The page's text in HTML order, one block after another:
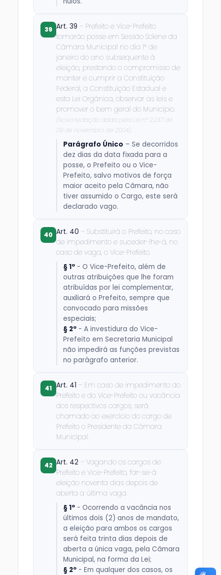
39 Art. 39 – Prefeito e Vice-Prefeito
tomarão posse em Sessão Solene da
Câmara Municipal no dia 1º de
janeiro do ano subsequente à
eleição, prestando o compromisso de
manter e cumprir a Constituição
Federal, a Constituição Estadual e
esta Lei Orgânica, observar as leis e
promover o bem geral do Município.
(Nova redação dada pela Lei nº 2.237 de
09 de novembro de 2004).
Parágrafo Único – Se decorridos
dez dias da data fixada para a
posse, o Prefeito ou o Vice-
Prefeito, salvo motivos de força
maior aceito pela Câmara, não
tiver assumido o Cargo, este será
declarado vago.
40 Art. 40 – Substituirá o Prefeito, no caso
de impedimento e suceder-lhe-á, no
caso de vaga, o Vice-Prefeito.
§ 1º - O Vice-Prefeito, além de
outras atribuições que lhe foram
atribuídas por lei complementar,
auxiliará o Prefeito, sempre que
convocado para missões
especiais;
§ 2º - A investidura do Vice-
Prefeito em Secretaria Municipal
não impedirá as funções previstas
no parágrafo anterior.
41 Art. 41 – Em caso de impedimento do
Prefeito e do Vice-Prefeito ou vacância
dos respectivos cargos, será
chamado ao exercício do cargo de
Prefeito o Presidente da Câmara
Municipal.
42 Art. 42 – Vagando os cargos de
Prefeito e Vice-Prefeito, far-se-á
eleição noventa dias depois de
aberta a última vaga.
§ 1º - Ocorrendo a vacância nos
últimos dois (2) anos de mandato,
a eleição para ambos os cargos
será feita trinta dias depois de
aberta a única vaga, pela Câmara
Municipal, na forma da Lei;
§ 2º - Em qualquer dos casos, os